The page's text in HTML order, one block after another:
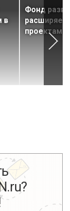
в
Фонд
расширяет
проектам